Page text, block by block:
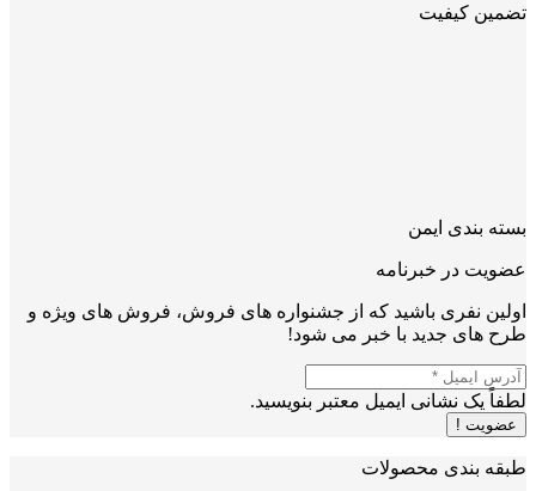
تضمین کیفیت
بسته بندی ایمن
عضویت در خبرنامه
اولین نفری باشید که از جشنواره های فروش، فروش های ویژه و
طرح های جدید با خبر می شود!
لطفاً یک نشانی ایمیل معتبر بنویسید.
عضویت !
طبقه بندی محصولات